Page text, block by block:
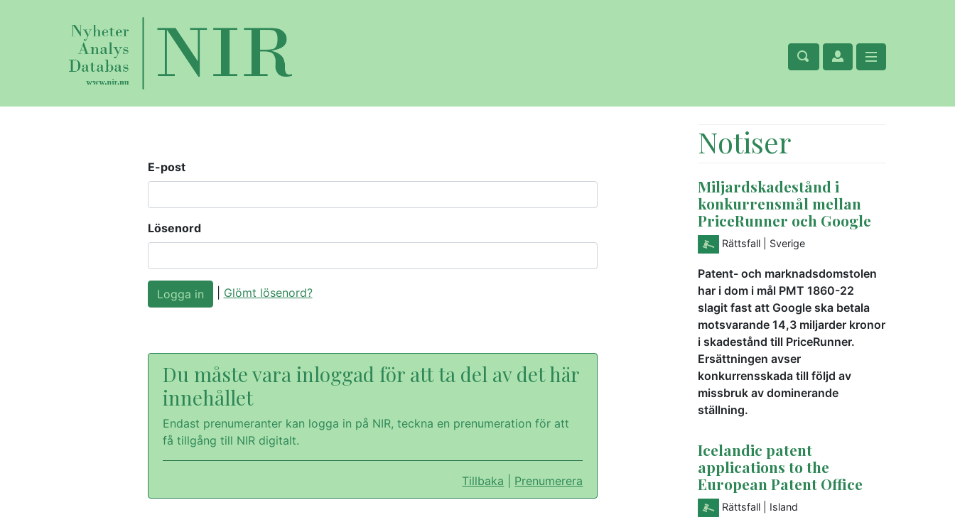
E-post
Lösenord
Glömt lösenord?
Du måste vara inloggad för att ta del av det här
innehållet
Endast prenumeranter kan logga in på NIR, teckna en prenumeration för att
få tillgång till NIR digitalt.
Tillbaka Prenumerera
Notiser
Miljardskadestånd i
konkurrensmål mellan
PriceRunner och Google
Rättsfall | Sverige
Patent- och marknadsdomstolen
har i dom i mål PMT 1860-22
slagit fast att Google ska betala
motsvarande 14,3 miljarder kronor
i skadestånd till PriceRunner.
Ersättningen avser
konkurrensskada till följd av
missbruk av dominerande
ställning.
Icelandic patent
applications to the
European Patent Office
Rättsfall | Island